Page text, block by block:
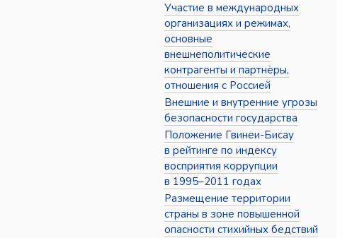
Участие в международных
организациях и режимах,
основные
внешнеполитические
контрагенты и партнёры,
отношения с Россией
Внешние и внутренние угрозы
безопасности государства
Положение Гвинеи-Бисау
в рейтинге по индексу
восприятия коррупции
в 1995–2011 годах
Размещение территории
страны в зоне повышенной
опасности стихийных бедствий